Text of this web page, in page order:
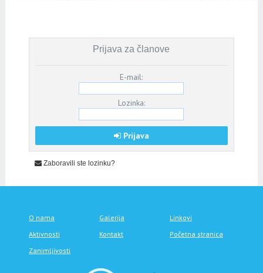
Prijava za članove
E-mail:
Lozinka:
Prijava
Zaboravili ste lozinku?
O nama Galerija
Linkovi
Aktivnosti
Kontakt
Početna stranica
Zanimljivosti